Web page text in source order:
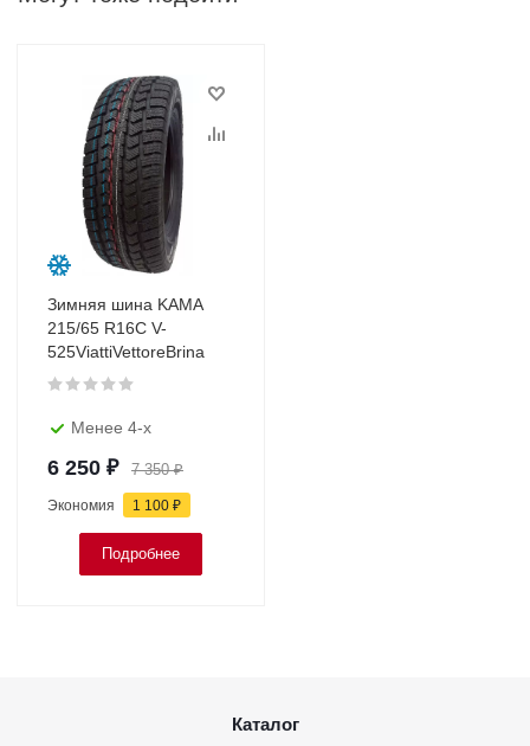
Зимняя шина KAMA
215/65 R16C V-
525ViattiVettoreBrina
Менее 4-х
6 250 ₽ 7 350₽
Экономия 1 100 ₽
Подробнее
Каталог